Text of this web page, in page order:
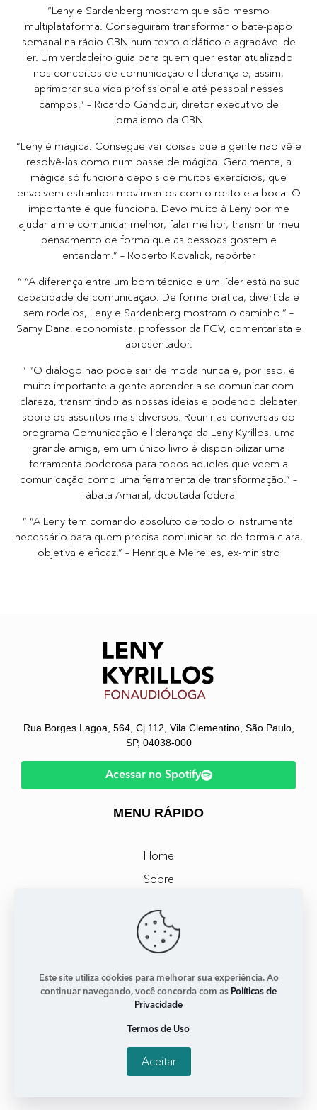
“Leny e Sardenberg mostram que são mesmo
multiplataforma. Conseguiram transformar o bate-papo
semanal na rádio CBN num texto didático e agradável de
ler. Um verdadeiro guia para quem quer estar atualizado
nos conceitos de comunicação e liderança e, assim,
aprimorar sua vida profissional e até pessoal nesses
campos.” – Ricardo Gandour, diretor executivo de
jornalismo da CBN
“Leny é mágica. Consegue ver coisas que a gente não vê e
resolvê-las como num passe de mágica. Geralmente, a
mágica só funciona depois de muitos exercícios, que
envolvem estranhos movimentos com o rosto e a boca. O
importante é que funciona. Devo muito à Leny por me
ajudar a me comunicar melhor, falar melhor, transmitir meu
pensamento de forma que as pessoas gostem e
entendam.” – Roberto Kovalick, repórter
“ “A diferença entre um bom técnico e um líder está na sua
capacidade de comunicação. De forma prática, divertida e
sem rodeios, Leny e Sardenberg mostram o caminho.” –
Samy Dana, economista, professor da FGV, comentarista e
apresentador.
“ “O diálogo não pode sair de moda nunca e, por isso, é
muito importante a gente aprender a se comunicar com
clareza, transmitindo as nossas ideias e podendo debater
sobre os assuntos mais diversos. Reunir as conversas do
programa Comunicação e liderança da Leny Kyrillos, uma
grande amiga, em um único livro é disponibilizar uma
ferramenta poderosa para todos aqueles que veem a
comunicação como uma ferramenta de transformação.” –
Tábata Amaral, deputada federal
“ “A Leny tem comando absoluto de todo o instrumental
necessário para quem precisa comunicar-se de forma clara,
objetiva e eficaz.” – Henrique Meirelles, ex-ministro
Rua Borges Lagoa, 564, Cj 112, Vila Clementino, São Paulo,
SP, 04038-000
Acessar no Spotify
MENU RÁPIDO
Home
Sobre
Livros
Podcast
Nas redes
© Copyright 2025. Todos os Direitos
Reservados
Este site utiliza cookies para melhorar sua experiência. Ao
continuar navegando, você concorda com as Políticas de
Privacidade
Termos de Uso
Aceitar